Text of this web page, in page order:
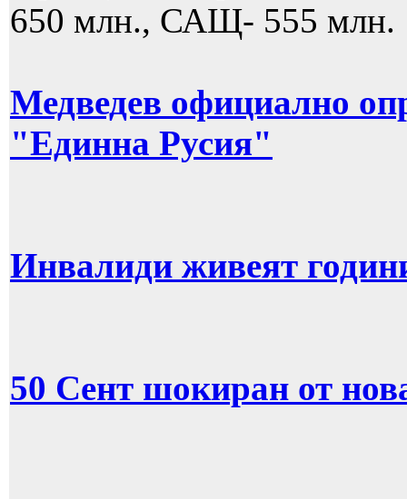
650 млн., САЩ- 555 млн.
Медведев официално
"Единна Русия"
Инвалиди живеят
50 Сент шокиран от